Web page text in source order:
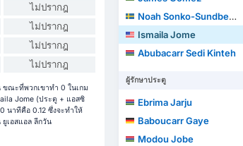
ไม่ปรากฎ
ไม่ปรากฎ
ไม่ปรากฎ
ไม่ปรากฎ
ขณะที่พวกเขาทำ 0 ในเกม
Jome (ประตู + แอสซิ
นาทีคือ 0.12 ซึ่งจะทำให้
เอสแอล ลีกวัน
Noah Sonko-Sundberg
Ismaila Jome
Abubacarr Sedi Kinteh
ผู้รักษาประตู
Ebrima Jarju
Baboucarr Gaye
Modou Jobe